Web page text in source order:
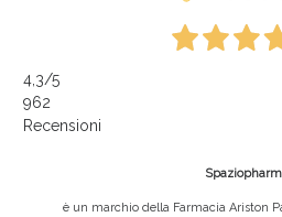
4,3/5
962
Recensioni
è un marchio della Farmacia Ariston